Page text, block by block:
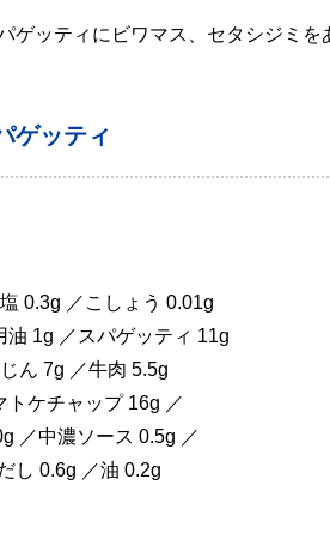
ゲッティにビワマス、セタシジミ
ゲッティ
0.3g ／こしょう 0.01g
油 1g ／スパゲッティ 11g
ん 7g ／牛肉 5.5g
ケチャップ 16g ／
／中濃ソース 0.5g ／
し 0.6g ／油 0.2g